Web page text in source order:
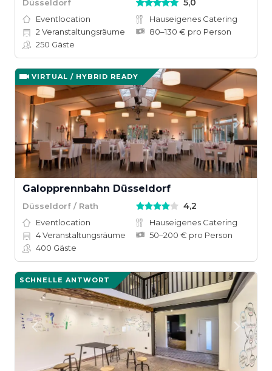
Düsseldorf 5,0
Eventlocation
Hauseigenes Catering
2 Veranstaltungsräume
80–130 € pro Person
250 Gäste
VIRTUAL / HYBRID READY
Galopprennbahn Düsseldorf
Düsseldorf / Rath 4,2
Eventlocation
Hauseigenes Catering
4Veranstaltungsräume
50–200 € pro Person
400 Gäste
SCHNELLE ANTWORT